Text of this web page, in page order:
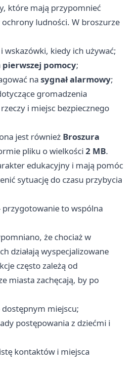
które mają przypomnieć
ludności. W broszurze
i wskazówki, kiedy ich używać;
pierwszej pomocy;
na sygnał alarmowy;
gromadzenia
i miejsc bezpiecznego
jest również Broszura
pliku o wielkości 2 MB.
edukacyjny i mają pomóc
sytuację do czasu przybycia
przygotowanie to wspólna
że chociaż w
działają wyspecjalizowane
często zależą od
miasta zachęcają, by po
dostępnym miejscu;
postępowania z dziećmi i
kontaktów i miejsca